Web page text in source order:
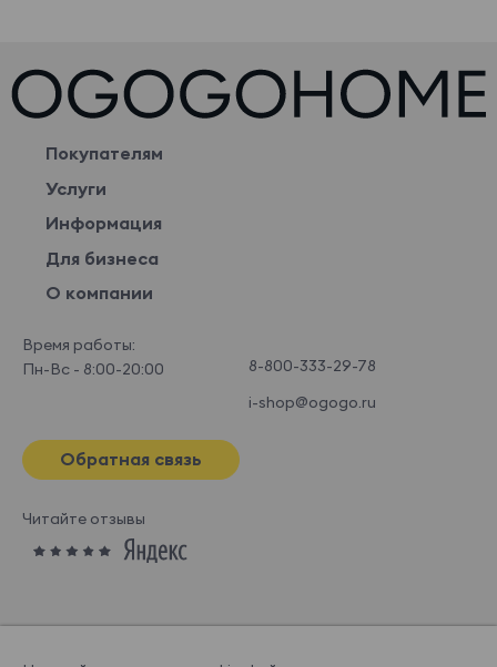
Покупателям
Услуги
Информация
Для бизнеса
О компании
Время работы:
Пн-Вс - 8:00-20:00
8-800-333-29-78
i-shop@ogogo.ru
Обратная связь
Читайте отзывы